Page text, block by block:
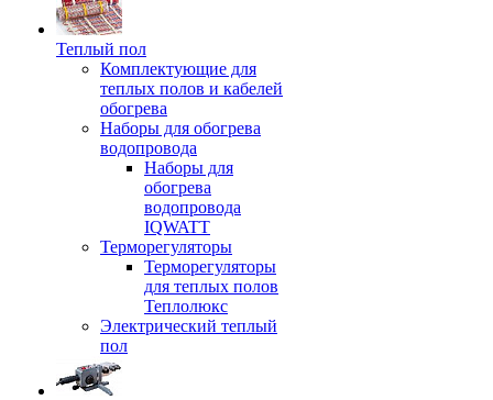
Теплый пол
Комплектующие для
теплых полов и кабелей
обогрева
Наборы для обогрева
водопровода
Наборы для
обогрева
водопровода
IQWATT
Терморегуляторы
Терморегуляторы
для теплых полов
Теплолюкс
Электрический теплый
пол